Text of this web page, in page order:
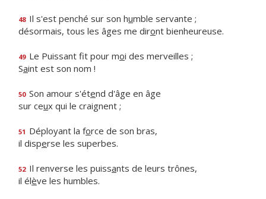
48 Il s'est penché sur son humble servante ;
désormais, tous les âges me diront bienheureuse.
49 Le Puissant fit pour moi des merveilles ;
Saint est son nom !
50 Son amour s'étend d'âge en âge
sur ceux qui le craignent ;
51 Déployant la force de son bras,
il disperse les superbes.
52 Il renverse les puissants de leurs trônes,
il élève les humbles.